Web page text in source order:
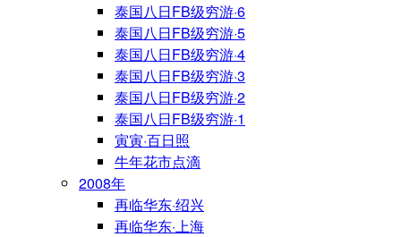
泰国八日FB级穷游·6
泰国八日FB级穷游·5
泰国八日FB级穷游·4
泰国八日FB级穷游·3
泰国八日FB级穷游·2
泰国八日FB级穷游·1
寅寅·百日照
牛年花市点滴
2008年
再临华东·绍兴
再临华东·上海